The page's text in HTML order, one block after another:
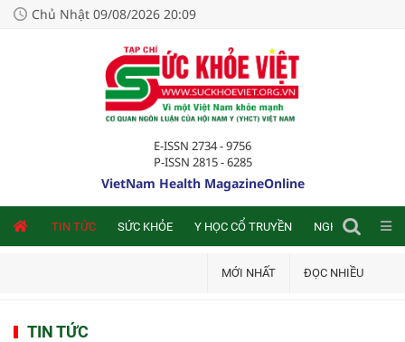
Chủ Nhật 09/08/2026 20:09
E-ISSN 2734 - 9756
P-ISSN 2815 - 6285
VietNam Health MagazineOnline
TIN TỨC SỨC KHỎE Y HỌC CỔ TRUYỀN NGHIÊN CỨU
MỚI NHẤT ĐỌC NHIỀU
TIN TỨC